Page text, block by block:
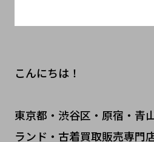
こんにちは！
東京都・渋谷区・原宿・青
ランド・古着買取販売専門